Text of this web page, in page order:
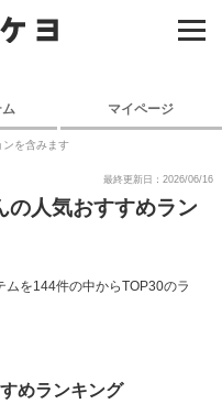
マイページ
ンを含みます
最終更新日：2026/06/16
の人気おすすめラン
を144件の中からTOP30のラ
めランキング